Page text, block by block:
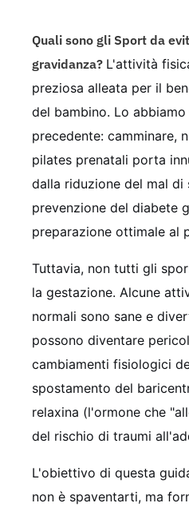
Quali sono gli Sport da
gravidanza? L'attività
preziosa alleata per il
del bambino. Lo
precedente: camminare,
pilates prenatali porta
dalla riduzione del mal di
prevenzione del diabete
preparazione ottimale al
Tuttavia, non tutti gli
la gestazione. Alcune
normali sono sane e
possono diventare
cambiamenti fisiologici
spostamento del
relaxina (l'ormone che
del rischio di traumi
L'obiettivo di questa
non è spaventarti, ma